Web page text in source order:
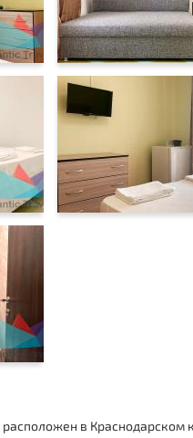
расположен в Краснодарском